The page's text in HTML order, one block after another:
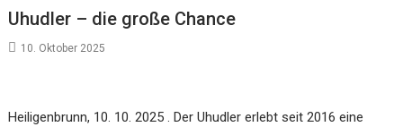
Uhudler – die große Chance
10. Oktober 2025
Heiligenbrunn, 10. 10. 2025 . Der Uhudler erlebt seit 2016 eine